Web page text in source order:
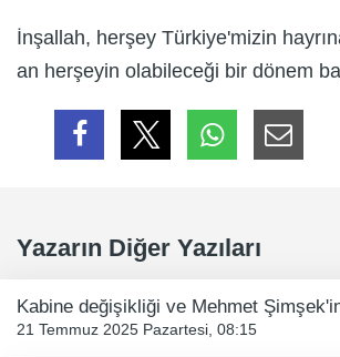
İnşallah, herşey Türkiye'mizin
an herşeyin olabileceği bir dönem
Yazarın Diğer Yazıları
Kabine değişikliği ve Mehmet
21 Temmuz 2025 Pazartesi, 08:15